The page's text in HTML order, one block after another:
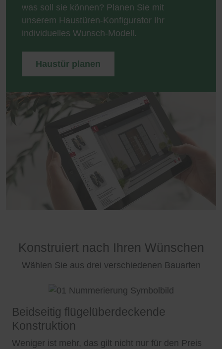
was soll sie können? Planen Sie mit
unserem Haustüren-Konfigurator Ihr
individuelles Wunsch-Modell.
Haustür planen
Konstruiert nach Ihren Wünschen
Wählen Sie aus drei verschiedenen Bauarten
Beidseitig flügelüberdeckende
Konstruktion
Weniger ist mehr, das gilt nicht nur für den Preis